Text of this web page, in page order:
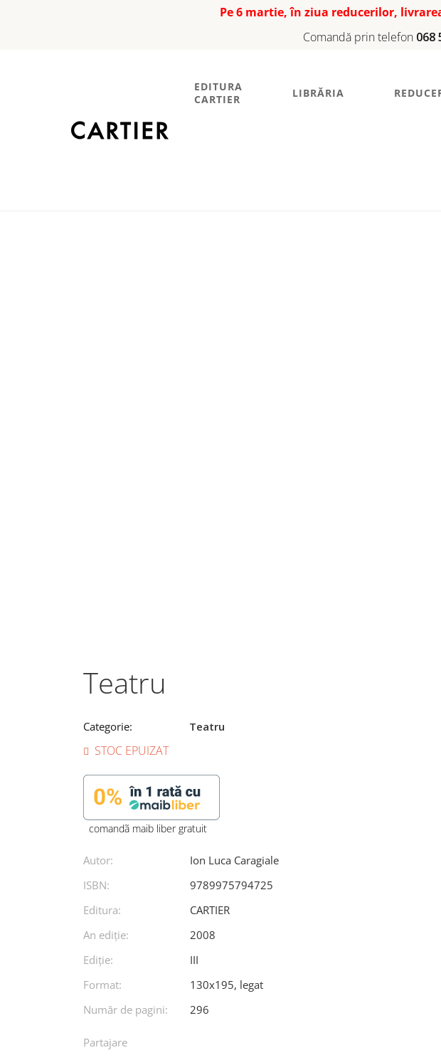
Pe 6 martie, în ziua reducerilor,
Comandă prin telefon 068
EDITURA
CARTIER
LIBRĂRIA
Teatru
Categorie: Teatru
STOC EPUIZAT
comandã maib liber gratuit
Autor:
Ion Luca Caragiale
ISBN:
9789975794725
Editura:
CARTIER
An ediţie:
2008
Ediţie:
III
Format:
130x195, legat
Număr de pagini:
296
Partajare